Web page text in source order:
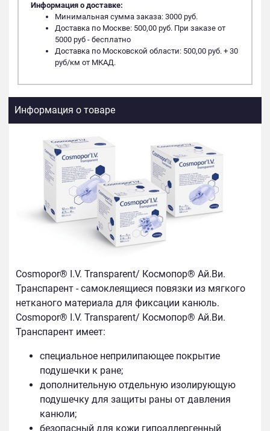
Информация о доставке:
Минимальная сумма заказа: 3000 руб.
Доставка по Москве: 500,00 руб. При заказе от
5000 руб - бесплатно
Доставка по Московской области: 500,00 руб. + 30
руб/км от МКАД.
Информация о товаре
Cosmopor® I.V. Transparent/ Космопор® Ай.Ви.
Транспарент - самоклеящиеся повязки из мягкого
нетканого материала для фиксации канюль.
Cosmopor® I.V. Transparent/ Космопор® Ай.Ви.
Транспарент имеет:
специальное неприлипающее покрытие
подушечки к ране;
дополнительную отдельную изолирующую
подушечку для защиты раны от давления
канюли;
безопасный для кожи гипоаллергенный